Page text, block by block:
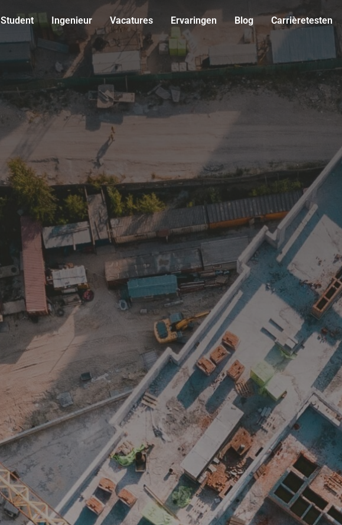
Student Ingenieur Vacatures Ervaringen Blog Carrièretesten